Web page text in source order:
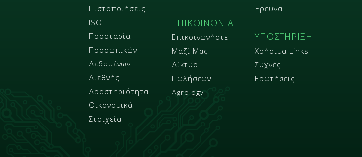
Πιστοποιήσεις
ISO
Προστασία
Προσωπικών
Δεδομένων
Διεθνής
Δραστηριότητα
Οικονομικά
Στοιχεία
ΕΠΙΚΟΙΝΩΝΙΑ
Επικοινωνήστε
Μαζί Μας
Δίκτυο
Πωλήσεων
Agrology
Έρευνα
ΥΠΟΣΤΗΡΙΞΗ
Χρήσιμα Links
Συχνές
Ερωτήσεις